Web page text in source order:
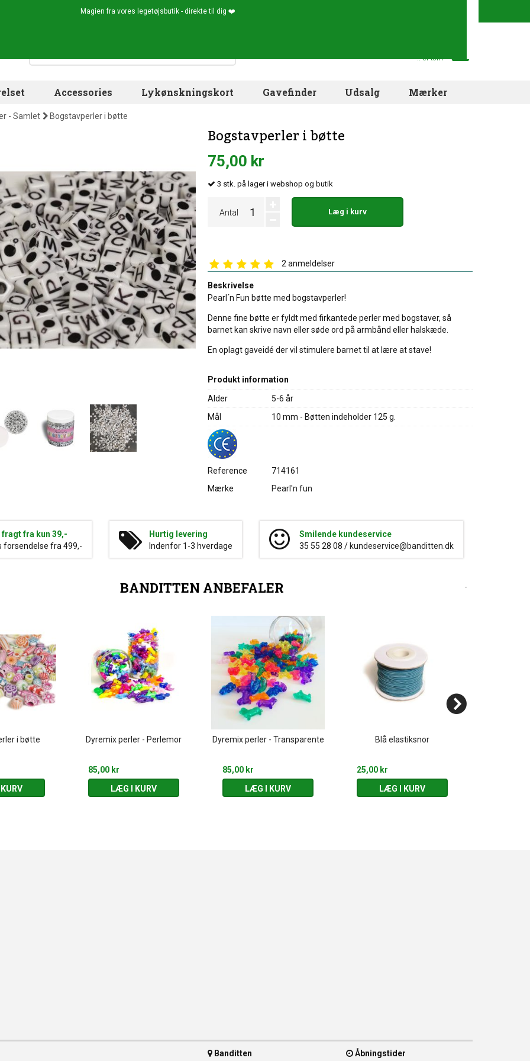
Magien fra vores legetøjsbutik - direkte til dig ❤️
.. er tom
Accessories Lykønskningskort Gavefinder Udsalg Mærker
- Samlet Bogstavperler i bøtte
Bogstavperler i bøtte
75,00 kr
3 stk. på lager i webshop og butik
Antal Læg i kurv
2 anmeldelser
Beskrivelse
Pearl´n Fun bøtte med bogstavperler!
Denne fine bøtte er fyldt med firkantede perler med bogstaver, så
barnet kan skrive navn eller søde ord på armbånd eller halskæde.
En oplagt gaveidé der vil stimulere barnet til at lære at stave!
Produkt information
Alder
5-6 år
Mål
10 mm - Bøtten indeholder 125 g.
Reference
714161
Mærke
Pearl'n fun
fragt fra kun 39,-
forsendelse fra 499,-
Hurtig levering
Indenfor 1-3 hverdage
Smilende kundeservice
35 55 28 08 / kundeservice@banditten.dk
BANDITTEN ANBEFALER
i bøtte Dyremix perler - Perlemor
85,00 kr
LÆG I KURV
Dyremix perler - Transparente
85,00 kr
LÆG I KURV
Blå elastiksnor
25,00 kr
LÆG I KURV
Banditten
Åbningstider